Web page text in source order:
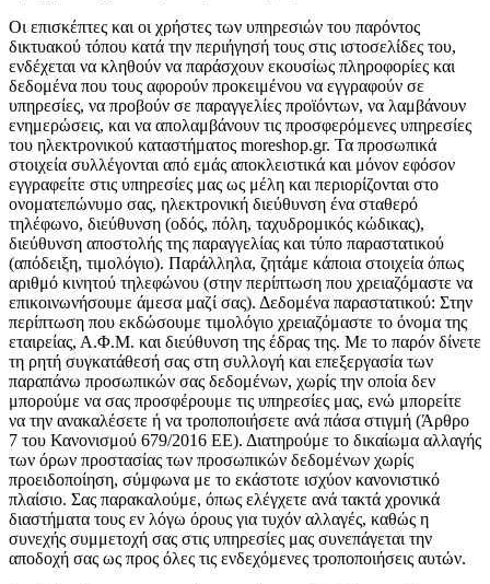
Οι επισκέπτες και οι χρήστες των υπηρεσιών του παρόντος
δικτυακού τόπου κατά την περιήγησή τους στις ιστοσελίδες του,
ενδέχεται να κληθούν να παράσχουν εκουσίως πληροφορίες και
δεδομένα που τους αφορούν προκειμένου να εγγραφούν σε
υπηρεσίες, να προβούν σε παραγγελίες προϊόντων, να λαμβάνουν
ενημερώσεις, και να απολαμβάνουν τις προσφερόμενες υπηρεσίες
του ηλεκτρονικού καταστήματος moreshop.gr. Τα προσωπικά
στοιχεία συλλέγονται από εμάς αποκλειστικά και μόνον εφόσον
εγγραφείτε στις υπηρεσίες μας ως μέλη και περιορίζονται στο
ονοματεπώνυμο σας, ηλεκτρονική διεύθυνση ένα σταθερό
τηλέφωνο, διεύθυνση (οδός, πόλη, ταχυδρομικός κώδικας),
διεύθυνση αποστολής της παραγγελίας και τύπο παραστατικού
(απόδειξη, τιμολόγιο). Παράλληλα, ζητάμε κάποια στοιχεία όπως
αριθμό κινητού τηλεφώνου (στην περίπτωση που χρειαζόμαστε να
επικοινωνήσουμε άμεσα μαζί σας). Δεδομένα παραστατικού: Στην
περίπτωση που εκδώσουμε τιμολόγιο χρειαζόμαστε το όνομα της
εταιρείας, Α.Φ.Μ. και διεύθυνση της έδρας της. Με το παρόν δίνετε
τη ρητή συγκατάθεσή σας στη συλλογή και επεξεργασία των
παραπάνω προσωπικών σας δεδομένων, χωρίς την οποία δεν
μπορούμε να σας προσφέρουμε τις υπηρεσίες μας, ενώ μπορείτε
να την ανακαλέσετε ή να τροποποιήσετε ανά πάσα στιγμή (Άρθρο
7 του Κανονισμού 679/2016 ΕΕ). Διατηρούμε το δικαίωμα αλλαγής
των όρων προστασίας των προσωπικών δεδομένων χωρίς
προειδοποίηση, σύμφωνα με το εκάστοτε ισχύον κανονιστικό
πλαίσιο. Σας παρακαλούμε, όπως ελέγχετε ανά τακτά χρονικά
διαστήματα τους εν λόγω όρους για τυχόν αλλαγές, καθώς η
συνεχής συμμετοχή σας στις υπηρεσίες μας συνεπάγεται την
αποδοχή σας ως προς όλες τις ενδεχόμενες τροποποιήσεις αυτών.